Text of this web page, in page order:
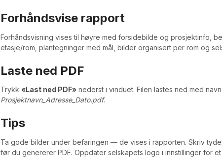
Forhåndsvise rapport
Forhåndsvisning vises til høyre med forsidebilde og prosjektinfo,
etasje/rom, plantegninger med mål, bilder organisert per rom og
Laste ned PDF
Trykk«Last ned PDF» nederst i vinduet. Filen lastes ned med
Prosjektnavn_Adresse_Dato.pdf.
Tips
Ta gode bilder under befaringen — de vises i rapporten. Skriv
før du genererer PDF. Oppdater selskapets logo i innstillinger for